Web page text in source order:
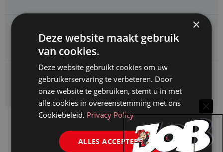
Juridisch adviseur (junior)
Kifid zoekt een
Jurist- secretaris
×
Deze website maakt gebruik
van cookies.
Deze website gebruikt cookies om uw
gebruikerservaring te verbeteren. Door
onze website te gebruiken, stemt u in met
alle cookies in overeenstemming met ons
Cookiebeleid. Privacy Policy
ALLES ACCEPTEREN